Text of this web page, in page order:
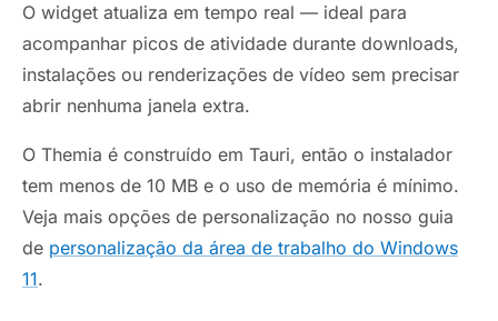
O widget atualiza em tempo real — ideal para
acompanhar picos de atividade durante downloads,
instalações ou renderizações de vídeo sem precisar
abrir nenhuma janela extra.
O Themia é construído em Tauri, então o instalador
tem menos de 10 MB e o uso de memória é mínimo.
Veja mais opções de personalização no nosso guia
de personalização da área de trabalho do Windows
11.